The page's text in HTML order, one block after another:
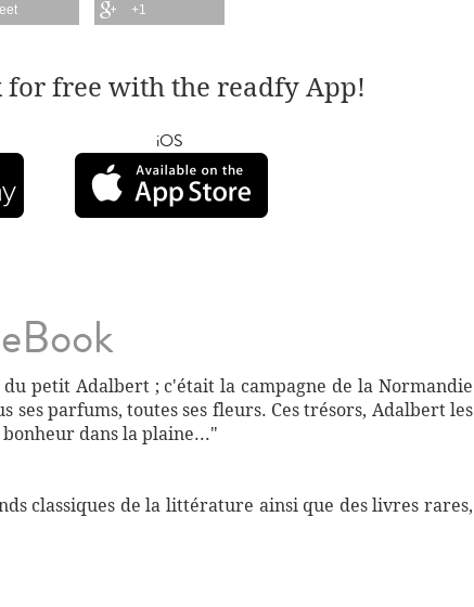
+1
for free with the readfy App!
iOS
petit Adalbert ; c'était la campagne de la Normandie
ses parfums, toutes ses fleurs. Ces trésors, Adalbert les
dans la plaine..."
classiques de la littérature ainsi que des livres rares,